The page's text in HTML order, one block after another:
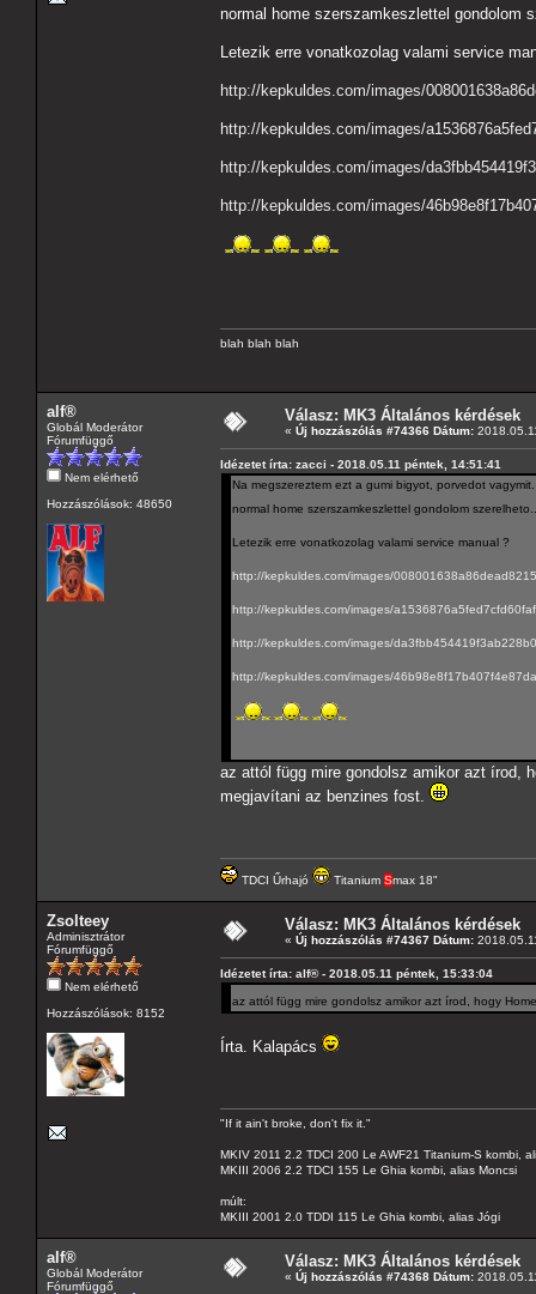
normal home szerszamkeszlettel
Letezik erre vonatkozolag valami service
http://kepkuldes.com/images/
http://kepkuldes.com/images/
http://kepkuldes.com/images/
http://kepkuldes.com/images/
blah blah blah
alf®
Globál Moderátor
Fórumfüggő
Nem elérhető
Hozzászólások: 48650
Válasz: MK3 Általános kérdések
« Új hozzászólás #74366 Dátum:
Idézetet írta: zacci - 2018.05.11 péntek, 14:51:41
Na megszereztem ezt a gumi bigyot, porvedot
normal home szerszamkeszlettel gondolom
Letezik erre vonatkozolag valami service manual ?
http://kepkuldes.com/images/
http://kepkuldes.com/images/
http://kepkuldes.com/images/
http://kepkuldes.com/images/
az attól függ mire gondolsz amikor azt írod,
megjavítani az benzines fost.
TDCI Űrhajó Titanium Smax 18"
Zsolteey
Adminisztrátor
Fórumfüggő
Nem elérhető
Hozzászólások: 8152
Válasz: MK3 Általános kérdések
« Új hozzászólás #74367 Dátum:
Idézetet írta: alf® - 2018.05.11 péntek, 15:33:04
az attól függ mire gondolsz amikor azt írod, hogy
Írta. Kalapács
"If it ain't broke, don't fix it."
MKIV 2011 2.2 TDCI 200 Le AWF21 Titanium-S kombi,
MKIII 2006 2.2 TDCI 155 Le Ghia kombi, alias Moncsi
múlt:
MKIII 2001 2.0 TDDI 115 Le Ghia kombi, alias Jógi
alf®
Globál Moderátor
Fórumfüggő
Válasz: MK3 Általános kérdések
« Új hozzászólás #74368 Dátum: